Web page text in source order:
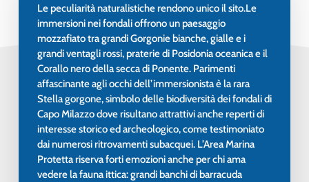
Le peculiarità naturalistiche rendono unico il sito.Le
immersioni nei fondali offrono un paesaggio
mozzafiato tra grandi Gorgonie bianche, gialle e i
grandi ventagli rossi, praterie di Posidonia oceanica e il
Corallo nero della secca di Ponente. Parimenti
affascinante agli occhi dell’immersionista è la rara
Stella gorgone, simbolo delle biodiversità dei fondali di
Capo Milazzo dove risultano attrattivi anche reperti di
interesse storico ed archeologico, come testimoniato
dai numerosi ritrovamenti subacquei. L’Area Marina
Protetta riserva forti emozioni anche per chi ama
vedere la fauna ittica: grandi banchi di barracuda